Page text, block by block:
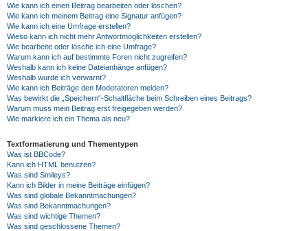
Wie kann ich einen Beitrag bearbeiten oder löschen?
Wie kann ich meinem Beitrag eine Signatur anfügen?
Wie kann ich eine Umfrage erstellen?
Wieso kann ich nicht mehr Antwortmöglichkeiten erstellen?
Wie bearbeite oder lösche ich eine Umfrage?
Warum kann ich auf bestimmte Foren nicht zugreifen?
Weshalb kann ich keine Dateianhänge anfügen?
Weshalb wurde ich verwarnt?
Wie kann ich Beiträge den Moderatoren melden?
Was bewirkt die „Speichern“-Schaltfläche beim Schreiben eines Beitrags?
Warum muss mein Beitrag erst freigegeben werden?
Wie markiere ich ein Thema als neu?
Textformatierung und Thementypen
Was ist BBCode?
Kann ich HTML benutzen?
Was sind Smileys?
Kann ich Bilder in meine Beiträge einfügen?
Was sind globale Bekanntmachungen?
Was sind Bekanntmachungen?
Was sind wichtige Themen?
Was sind geschlossene Themen?